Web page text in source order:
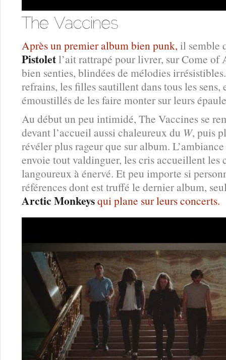
Après un premier album bien punk, il semble
Pistoletl’ait rattrapé pour livrer, sur Come of
bien senties, blindées de mélodies
refrains, les filles sautillent dans tous les sens,
émoustillés de les faire monter sur leurs
Au début un peu intimidé, The Vaccines se
devant l’accueil aussi chaleureux du W, puis
révéler plus rageur que sur album.
envoie tout valdinguer, les cris accueillent les
langoureux à énervé. Et peu importe si
références dont est truffé le dernier album,
Arctic Monkeysqui plane sur leurs concerts.